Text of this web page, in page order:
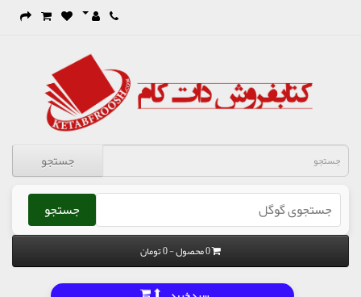
جستجو
جستجو
0 محصول - 0 تومان